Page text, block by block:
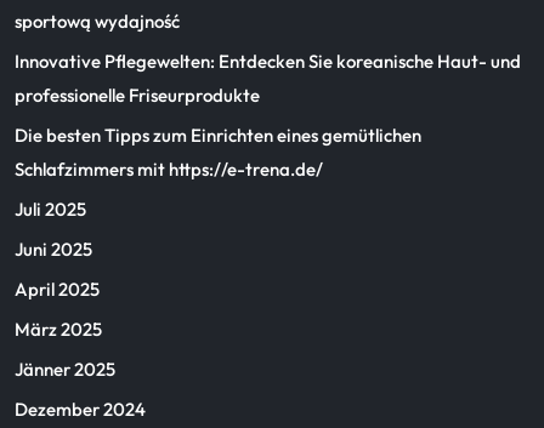
sportową wydajność
Innovative Pflegewelten: Entdecken Sie koreanische Haut- und
professionelle Friseurprodukte
Die besten Tipps zum Einrichten eines gemütlichen
Schlafzimmers mit https://e-trena.de/
Juli 2025
Juni 2025
April 2025
März 2025
Jänner 2025
Dezember 2024